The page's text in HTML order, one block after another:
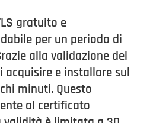
gratuito e
per un periodo di
alla validazione del
acquisire e installare sul
minuti. Questo
al certificato